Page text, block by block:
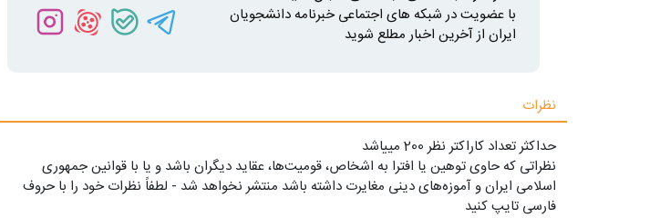
با عضویت در شبکه های اجتماعی خبرنامه دانشجویان
ایران از آخرین اخبار مطلع شوید
نظرات
حداکثر تعداد کاراکتر نظر 200 ميياشد
نظراتی که حاوی توهین یا افترا به اشخاص، قومیت‌ها، عقاید دیگران باشد و یا با قوانین جمهوری
اسلامی ایران و آموزه‌های دینی مغایرت داشته باشد منتشر نخواهد شد - لطفاً نظرات خود را با حروف
فارسی تایپ کنید